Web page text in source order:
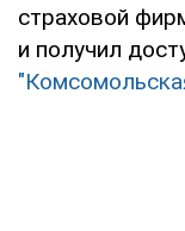
страховой
и получил